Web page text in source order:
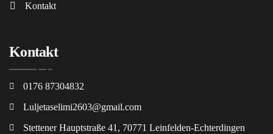
Kontakt
Kontakt
0176 87304832
Luljetaselimi2603@gmail.com
Stettener Hauptstraße 41, 70771 Leinfelden-Echterdingen